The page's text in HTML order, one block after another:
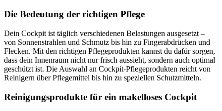
Die Bedeutung der richtigen Pflege
Dein Cockpit ist täglich verschiedenen Belastungen ausgesetzt –
von Sonnenstrahlen und Schmutz bis hin zu Fingerabdrücken und
Flecken. Mit den richtigen Pflegeprodukten kannst du dafür sorgen,
dass dein Innenraum nicht nur frisch aussieht, sondern auch optimal
geschützt ist. Die Auswahl an Cockpit-Pflegeprodukten reicht von
Reinigern über Pflegemittel bis hin zu speziellen Schutzmitteln.
Reinigungsprodukte für ein makelloses Cockpit